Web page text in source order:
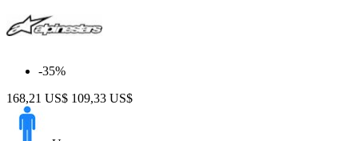
-35%
168,21 US$ 109,33 US$